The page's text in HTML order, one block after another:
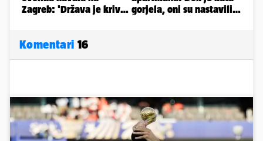
Komentari 16